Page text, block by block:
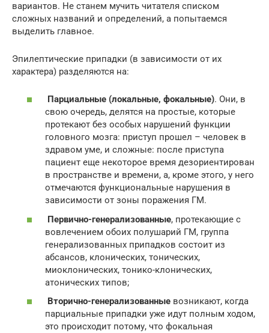
вариантов. Не станем мучить читателя списком
сложных названий и определений, а попытаемся
выделить главное.
Эпилептические припадки (в зависимости от их
характера) разделяются на:
Парциальные (локальные, фокальные). Они, в
свою очередь, делятся на простые, которые
протекают без особых нарушений функции
головного мозга: приступ прошел – человек в
здравом уме, и сложные: после приступа
пациент еще некоторое время дезориентирован
в пространстве и времени, а, кроме этого, у него
отмечаются функциональные нарушения в
зависимости от зоны поражения ГМ.
Первично-генерализованные, протекающие с
вовлечением обоих полушарий ГМ, группа
генерализованных припадков состоит из
абсансов, клонических, тонических,
миоклонических, тонико-клонических,
атонических типов;
Вторично-генерализованные возникают, когда
парциальные припадки уже идут полным ходом,
это происходит потому, что фокальная